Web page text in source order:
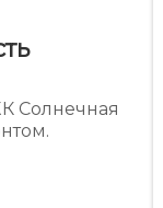
Солнечная